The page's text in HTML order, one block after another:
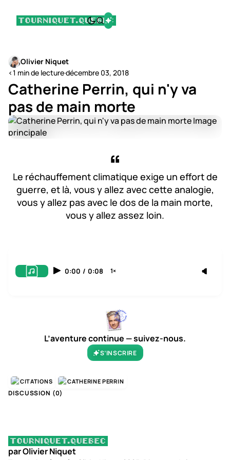
Olivier Niquet
<1 min de lecture·décembre 03, 2018
Catherine Perrin, qui n'y va
pas de main morte
Le réchauffement climatique exige un effort de
guerre, et là, vous y allez avec cette analogie,
vous y allez pas avec le dos de la main morte,
vous y allez assez loin.
0:00 / 0:08 1×
L’aventure continue — suivez-nous.
S’INSCRIRE
CITATIONS CATHERINE PERRIN
DISCUSSION (0)
par Olivier Niquet